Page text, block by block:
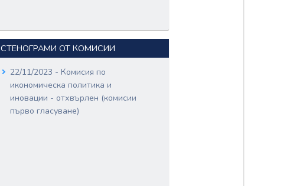
СТЕНОГРАМИ ОТ КОМИСИИ
22/11/2023 - Комисия по
икономическа политика и
иновации - отхвърлен (комисии
първо гласуване)